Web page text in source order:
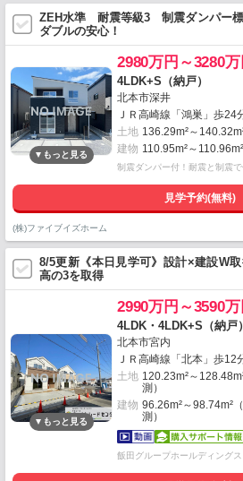
ZEH水準 耐震等級3 制震ダンパー標
ダブルの安心！
2980万円～3280万
4LDK+S（納戸）
北本市深井
ＪＲ高崎線「鴻巣」歩24
土地 136.29m²～
建物 110.95m²～
制震ダンパー付！耐震と制震で
見学予約(無料)
(株)ファイブイズホーム
8/5更新《本日見学可》設計×建設W
高の3を取得
2990万円～3590万
4LDK・4LDK+S（納戸）
北本市宮内
ＪＲ高崎線「北本」歩12
土地 120.23m²～
測）
建物 96.26m²～98.74m²
測）
飯田グループホールディング